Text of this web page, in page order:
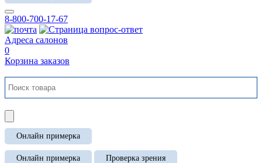
8-800-700-17-67
Адреса салонов
0
Корзина заказов
Онлайн примерка
Онлайн примерка Проверка зрения